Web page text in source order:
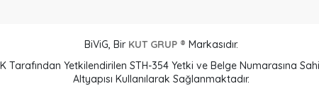
BiViG, Bir KUT GRUP ® Markasıdır.
Tarafından Yetkilendirilen STH-354 Yetki ve Belge Numarasına
Altyapısı Kullanılarak Sağlanmaktadır.